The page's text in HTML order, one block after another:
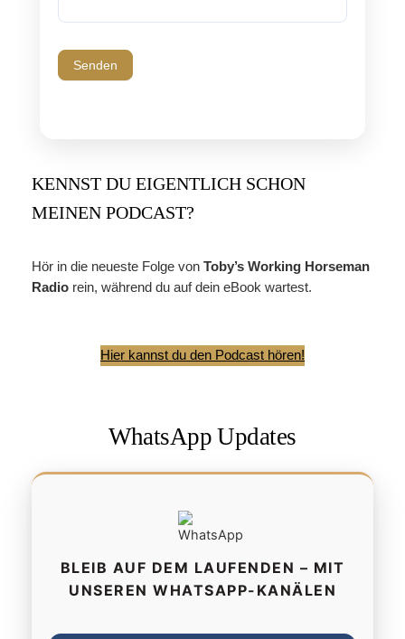
Senden
KENNST DU EIGENTLICH SCHON
MEINEN PODCAST?
Hör in die neueste Folge von Toby’s Working Horseman
Radiorein, während du auf dein eBook wartest.
Hier kannst du den Podcast hören!
WhatsApp Updates
BLEIB AUF DEM LAUFENDEN – MIT
UNSEREN WHATSAPP-KANÄLEN